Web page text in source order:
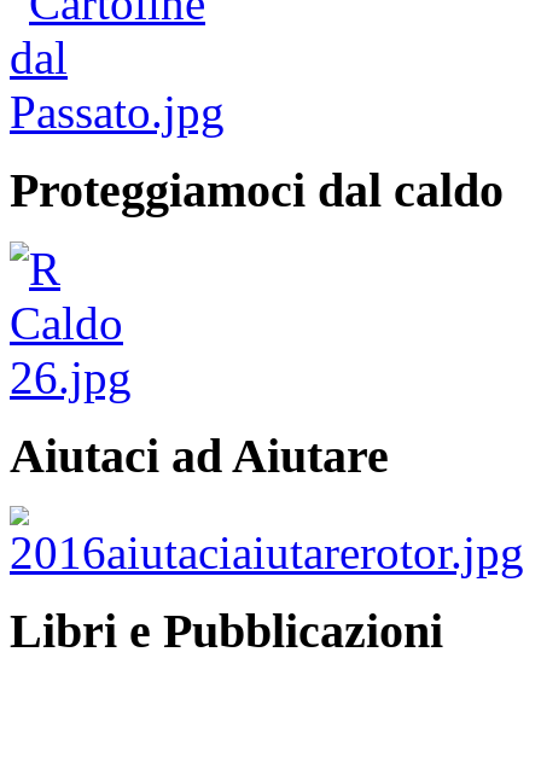
Proteggiamoci dal caldo
Aiutaci ad Aiutare
Libri e Pubblicazioni